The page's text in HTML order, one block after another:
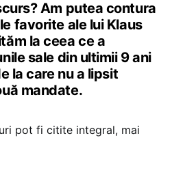
Am putea contura
favorite ale lui Klaus
la ceea ce a
sale din ultimii 9 ani
la care nu a lipsit
mandate.
pot fi citite integral, mai